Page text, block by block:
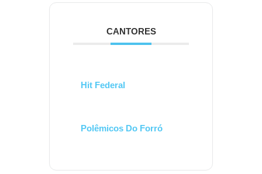
CANTORES
Hit Federal
Polêmicos Do Forró